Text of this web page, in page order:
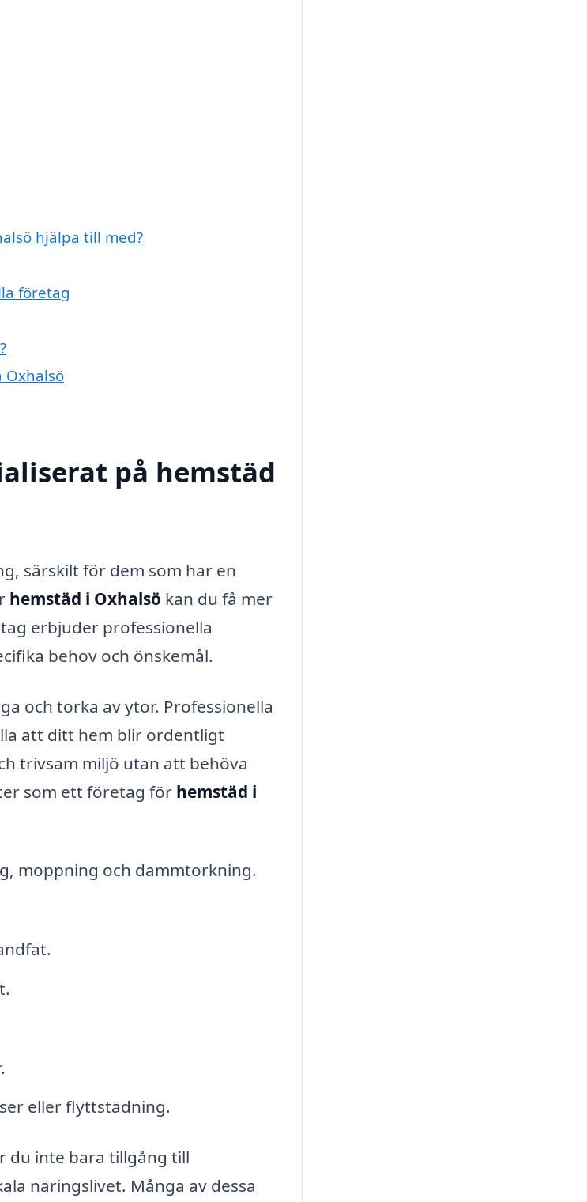
hjälpa till med?
företag
Oxhalsö
på hemstäd
särskilt för dem som har en
hemstäd i Oxhalsö kan du få mer
erbjuder professionella
behov och önskemål.
och torka av ytor. Professionella
att ditt hem blir ordentligt
trivsam miljö utan att behöva
som ett företag för hemstäd i
moppning och dammtorkning.
eller flyttstädning.
du inte bara tillgång till
näringslivet. Många av dessa